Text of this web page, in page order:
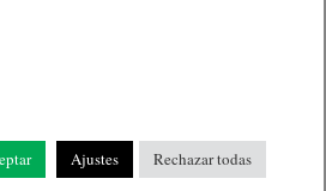
Ajustes Rechazar todas